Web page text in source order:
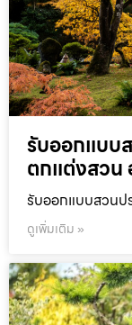
รับออกแบบ
ตกแต่งสวน
รับออกแบบสวน
ดูเพิ่มเติม »